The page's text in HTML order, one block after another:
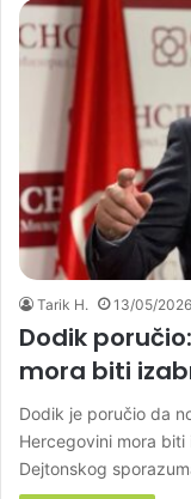
Tarik H. 13/05/2026
Dodik
mora biti
Dodik je poručio da
Hercegovini mora
Dejtonskog